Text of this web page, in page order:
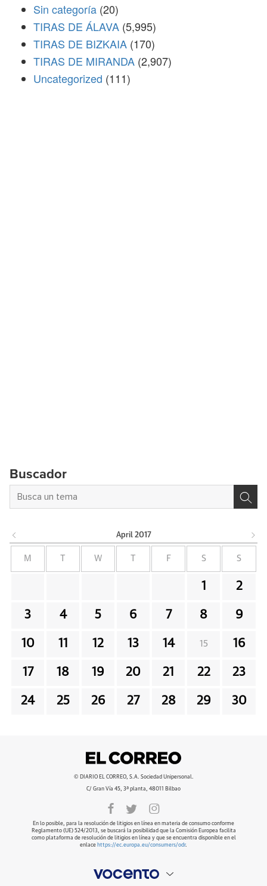
Sin categoría (20)
TIRAS DE ÁLAVA (5,995)
TIRAS DE BIZKAIA (170)
TIRAS DE MIRANDA (2,907)
Uncategorized (111)
Buscador
April 2017
M W F S S
1 2
3 4 5 6 7 8 9
10 11 12 13 14 15 16
17 18 19 20 21 22 23
24 25 26 27 28 29 30
© DIARIO EL CORREO, S.A. Sociedad Unipersonal.
C/ Gran Vía 45, 3ª planta, 48011 Bilbao
En lo posible, para la resolución de litigios en línea en materia de consumo conforme
Reglamento (UE) 524/2013, se buscará la posibilidad que la Comisión Europea facilita
como plataforma de resolución de litigios en línea y que se encuentra disponible en el
enlace https://ec.europa.eu/consumers/odr.